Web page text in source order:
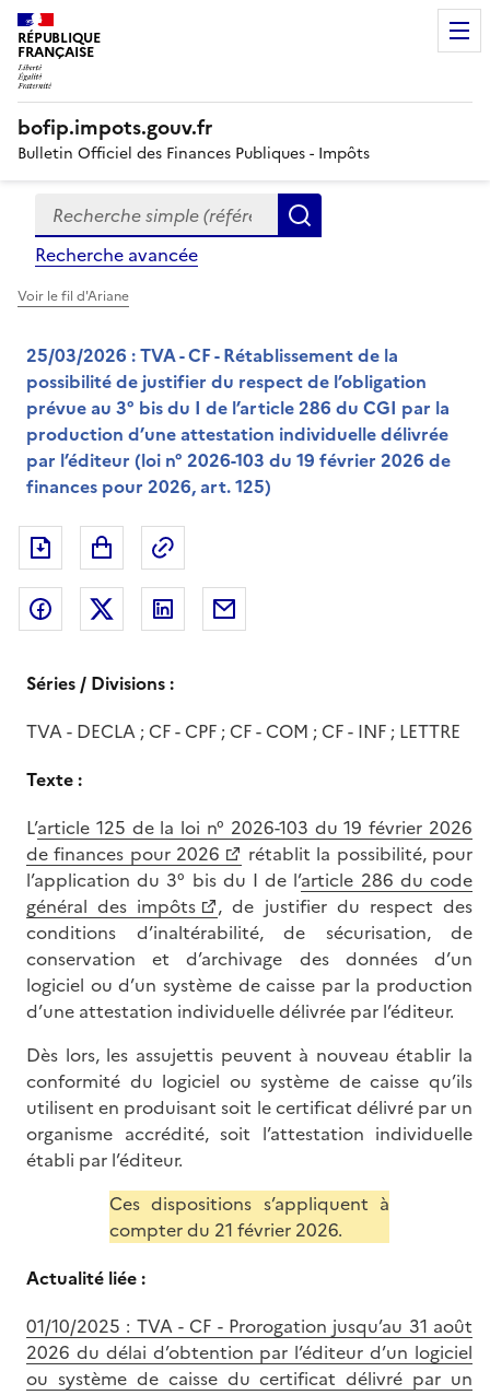
RÉPUBLIQUE
FRANÇAISE
bofip.impots.gouv.fr
Bulletin Officiel des Finances Publiques - Impôts
Formulaire
de
recherche
Recherche simple (références, mots clés, partie du
Recherche avancée
Voir le fil d'Ariane
25/03/2026 : TVA - CF - Rétablissement de la
possibilité de justifier du respect de l’obligation
prévue au 3° bis du I de l’article 286 du CGI par la
production d’une attestation individuelle délivrée
par l’éditeur (loi n° 2026-103 du 19 février 2026 de
finances pour 2026, art. 125)
Exporter le document au format pdf
Partager sur Facebook
Partager sur Twitter
Partager sur LinkedIn
Séries / Divisions :
TVA - DECLA ; CF - CPF ; CF - COM ; CF - INF ; LETTRE
Texte :
L’article 125 de la loi n° 2026-103 du 19 février 2026
de finances pour 2026
rétablit la possibilité, pour
l’application du 3° bis du I de l’article 286 du code
général des impôts
, de justifier du respect des
conditions d’inaltérabilité, de sécurisation, de
conservation et d’archivage des données d’un
logiciel ou d’un système de caisse par la production
d’une attestation individuelle délivrée par l’éditeur.
Dès lors, les assujettis peuvent à nouveau établir la
conformité du logiciel ou système de caisse qu’ils
utilisent en produisant soit le certificat délivré par un
organisme accrédité, soit l’attestation individuelle
établi par l’éditeur.
Ces dispositions s’appliquent à
compter du 21 février 2026.
Actualité liée :
01/10/2025 : TVA - CF - Prorogation jusqu’au 31 août
2026 du délai d’obtention par l’éditeur d’un logiciel
ou système de caisse du certificat délivré par un